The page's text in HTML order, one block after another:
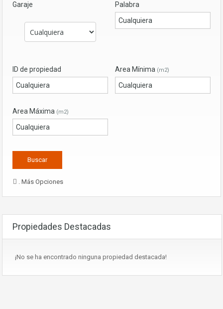
Garaje Palabra
ID de propiedad Area Mínima (m2)
Area Máxima (m2)
. Más Opciones
Propiedades Destacadas
¡No se ha encontrado ninguna propiedad destacada!